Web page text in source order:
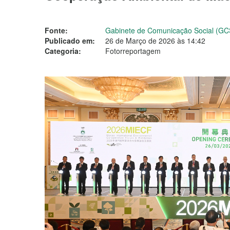
Fonte:
Gabinete de Comunicação Social
Publicado em:
26 de Março de 2026 às 14:42
Categoria:
Fotorreportagem